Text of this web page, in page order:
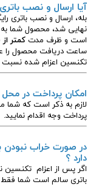
آیا ارسال و نصب
بله، ارسال و نصب باتری
نهایی شد، محصول شما
است و ظرف مدت کمتر از 45 دقیقه
ساعت دریافت محصول را
تکنسین اعزام شده نسبت
امکان پرداخت در
لازم به ذکر است که شما
پرداخت وجه اقدام نمایید.
در صورت خراب نبودن
دارد ؟
اگر پس از اعزام
باتری سالم است شما فقط